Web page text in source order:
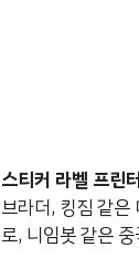
스티커 라벨 프린
브라더, 킹짐 같
로, 니임봇 같은